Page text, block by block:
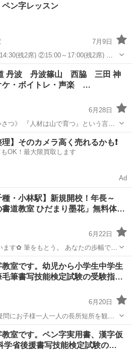
ペン字レッスン
7月9日
残2席) ②15:00～17:00(残2席) ペ
歩1分 月謝 3000円 1...
駅 書道
・ボイトレ・声楽 …
6月28日
つ》 『人材は山で育つ』という言葉
を勉強したくても山村地域には、ボ
のが実情です。そんな中、歌が上達し
...
書道
理】そのカメラ高く売れるかも❗️
OK！最大限買取します
Ad
種・小林駅】新規開校！年長～
書道教室 ひだまり墨花」無料体…
6月22日
の歩幅で、
っか）」です。 ただいま、新
書道 子ども
教室です。幼児から小学生中学生
毛筆書写技能検定試験の受験指…
6月20日
にお子様一人一人の長所短所を観な
のでお稽古は少人数制です。硬筆は
ます。 書道会派誌毎月の競書で硬
ん、夏休...
書道 習字
教室です。ペン字実用書、漢字仮
学省後援書写技能検定試験の…